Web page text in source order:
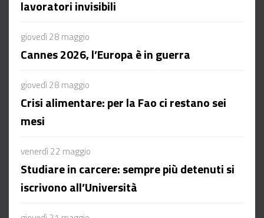
lavoratori invisibili
giovedì 28 maggio
Cannes 2026, l’Europa è in guerra
giovedì 28 maggio
Crisi alimentare: per la Fao ci restano sei
mesi
venerdì 22 maggio
Studiare in carcere: sempre più detenuti si
iscrivono all’Università